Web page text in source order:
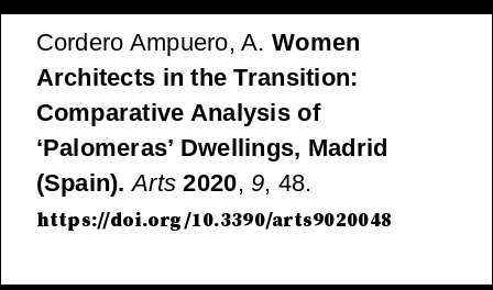
Cordero Ampuero, A. Women
Architects in the Transition:
Comparative Analysis of
‘Palomeras’ Dwellings, Madrid
(Spain). Arts 2020, 9, 48.
https://doi.org/10.3390/arts9020048